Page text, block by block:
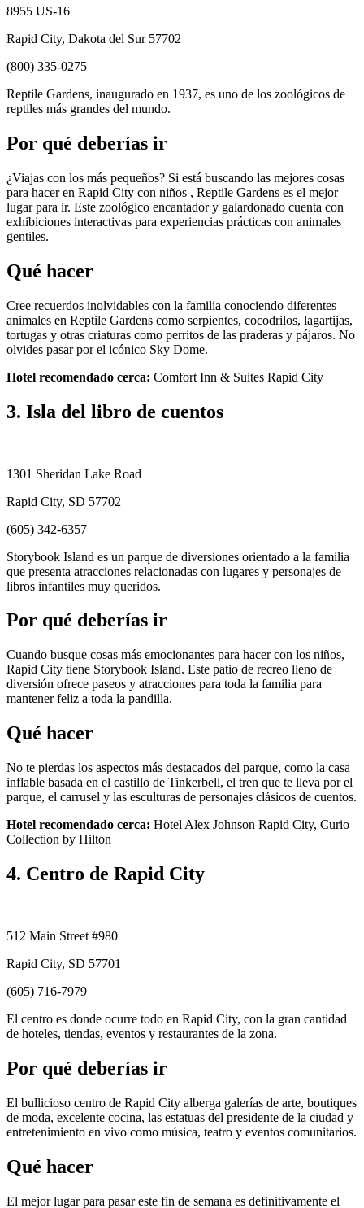
8955 US-16
Rapid City, Dakota del Sur 57702
(800) 335-0275
Reptile Gardens, inaugurado en 1937, es uno de los zoológicos de
reptiles más grandes del mundo.
Por qué deberías ir
¿Viajas con los más pequeños? Si está buscando las mejores cosas
para hacer en Rapid City con niños , Reptile Gardens es el mejor
lugar para ir. Este zoológico encantador y galardonado cuenta con
exhibiciones interactivas para experiencias prácticas con animales
gentiles.
Qué hacer
Cree recuerdos inolvidables con la familia conociendo diferentes
animales en Reptile Gardens como serpientes, cocodrilos, lagartijas,
tortugas y otras criaturas como perritos de las praderas y pájaros. No
olvides pasar por el icónico Sky Dome.
Hotel recomendado cerca: Comfort Inn & Suites Rapid City
3. Isla del libro de cuentos
1301 Sheridan Lake Road
Rapid City, SD 57702
(605) 342-6357
Storybook Island es un parque de diversiones orientado a la familia
que presenta atracciones relacionadas con lugares y personajes de
libros infantiles muy queridos.
Por qué deberías ir
Cuando busque cosas más emocionantes para hacer con los niños,
Rapid City tiene Storybook Island. Este patio de recreo lleno de
diversión ofrece paseos y atracciones para toda la familia para
mantener feliz a toda la pandilla.
Qué hacer
No te pierdas los aspectos más destacados del parque, como la casa
inflable basada en el castillo de Tinkerbell, el tren que te lleva por el
parque, el carrusel y las esculturas de personajes clásicos de cuentos.
Hotel recomendado cerca: Hotel Alex Johnson Rapid City, Curio
Collection by Hilton
4. Centro de Rapid City
512 Main Street #980
Rapid City, SD 57701
(605) 716-7979
El centro es donde ocurre todo en Rapid City, con la gran cantidad
de hoteles, tiendas, eventos y restaurantes de la zona.
Por qué deberías ir
El bullicioso centro de Rapid City alberga galerías de arte, boutiques
de moda, excelente cocina, las estatuas del presidente de la ciudad y
entretenimiento en vivo como música, teatro y eventos comunitarios.
Qué hacer
El mejor lugar para pasar este fin de semana es definitivamente el